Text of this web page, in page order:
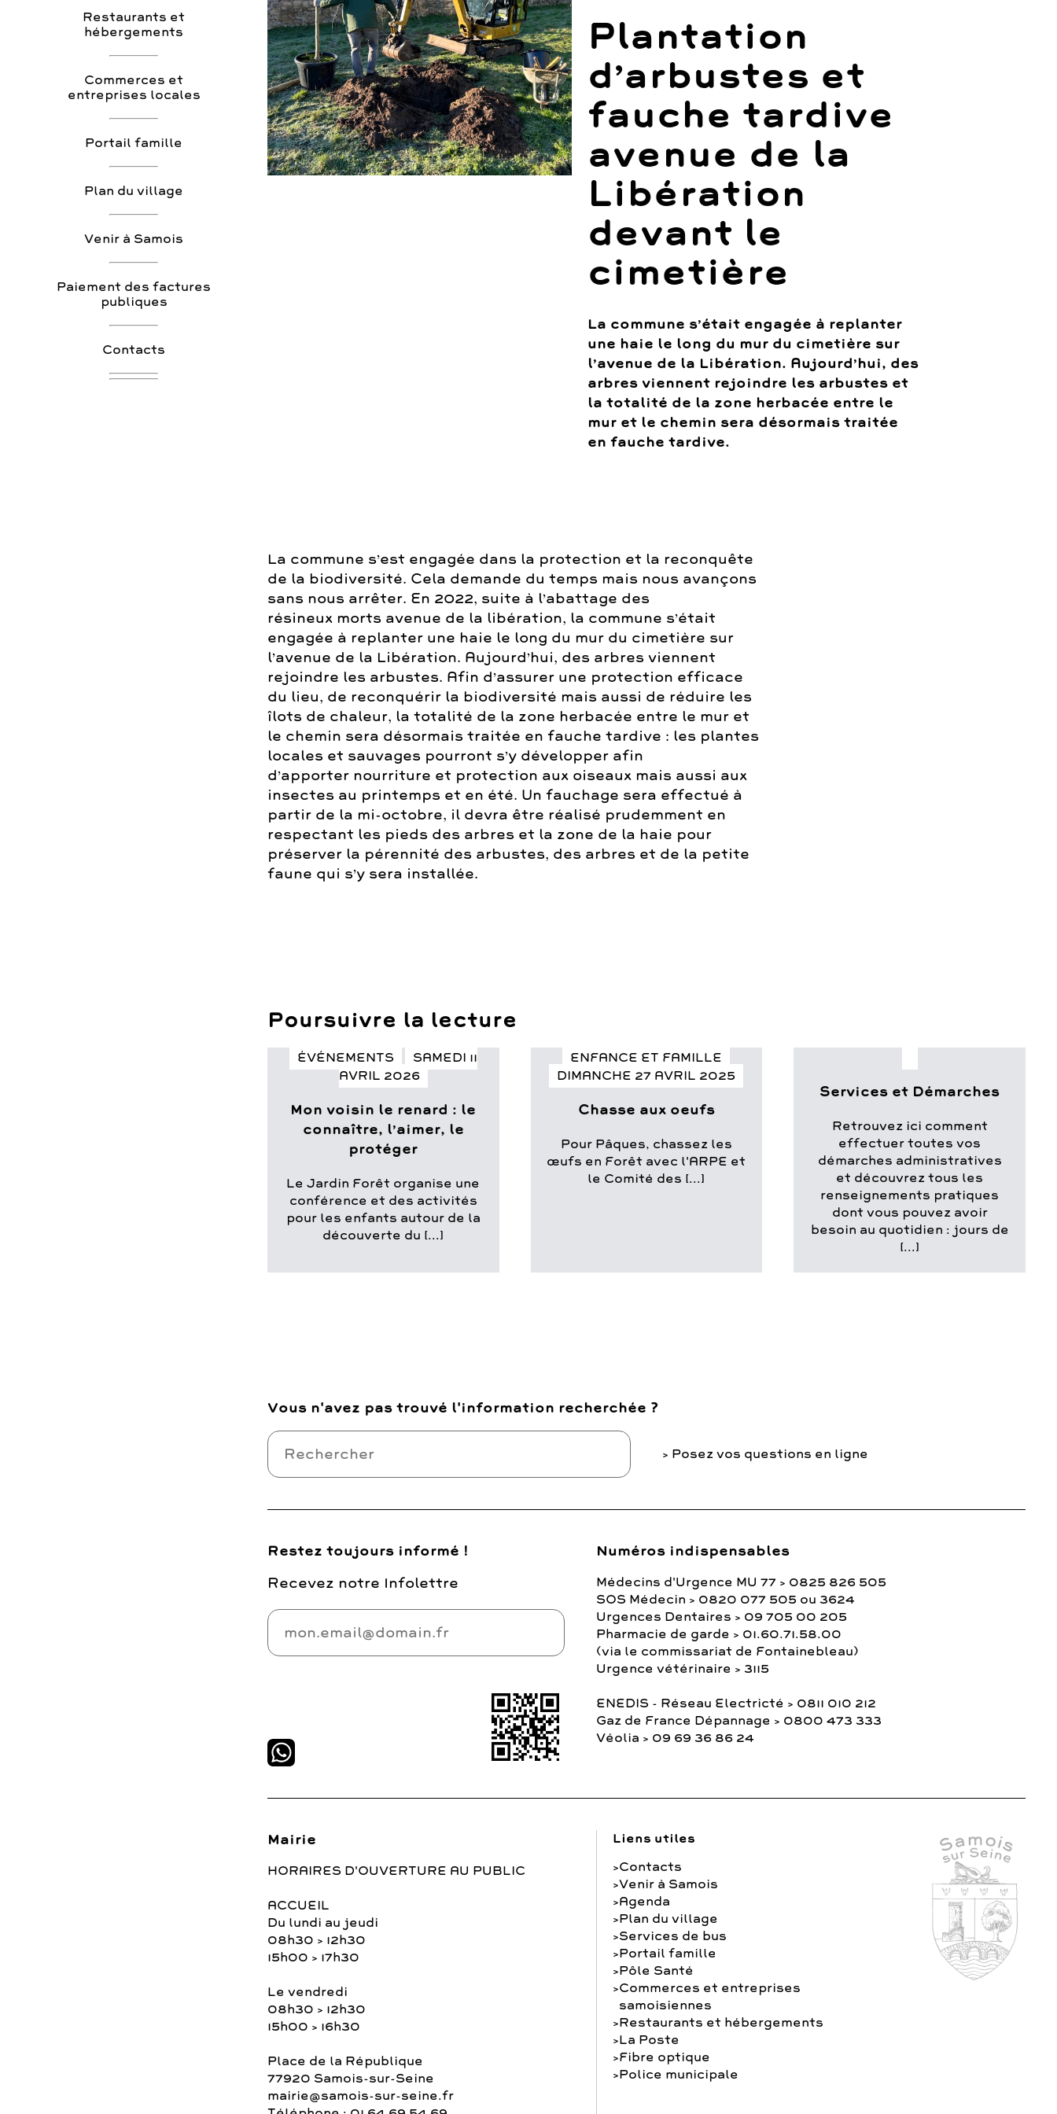
Restaurants et
hébergements
Commerces et
entreprises locales
Portail famille
Plan du village
Venir à Samois
Paiement des factures
publiques
Contacts
Plantation
d’arbustes et
fauche tardive
avenue de la
Libération
devant le
cimetière
La commune s’était engagée à replanter
une haie le long du mur du cimetière sur
l’avenue de la Libération. Aujourd’hui, des
arbres viennent rejoindre les arbustes et
la totalité de la zone herbacée entre le
mur et le chemin sera désormais traitée
en fauche tardive.
La commune s’est engagée dans la protection et la reconquête
de la biodiversité. Cela demande du temps mais nous avançons
sans nous arrêter. En 2022, suite à l’abattage des
résineux morts avenue de la libération, la commune s’était
engagée à replanter une haie le long du mur du cimetière sur
l’avenue de la Libération. Aujourd’hui, des arbres viennent
rejoindre les arbustes. Afin d’assurer une protection efficace
du lieu, de reconquérir la biodiversité mais aussi de réduire les
îlots de chaleur, la totalité de la zone herbacée entre le mur et
le chemin sera désormais traitée en fauche tardive : les plantes
locales et sauvages pourront s’y développer afin
d’apporter nourriture et protection aux oiseaux mais aussi aux
insectes au printemps et en été. Un fauchage sera effectué à
partir de la mi-octobre, il devra être réalisé prudemment en
respectant les pieds des arbres et la zone de la haie pour
préserver la pérennité des arbustes, des arbres et de la petite
faune qui s’y sera installée.
Poursuivre la lecture
ÉVÉNEMENTS
SAMEDI 11
AVRIL 2026
Mon voisin le renard : le
connaître, l’aimer, le
protéger
Le Jardin Forêt organise une
conférence et des activités
pour les enfants autour de la
découverte du [...]
ENFANCE ET FAMILLE
DIMANCHE 27 AVRIL 2025
Chasse aux oeufs
Pour Pâques, chassez les
œufs en Forêt avec l'ARPE et
le Comité des [...]
Services et Démarches
Retrouvez ici comment
effectuer toutes vos
démarches administratives
et découvrez tous les
renseignements pratiques
dont vous pouvez avoir
besoin au quotidien : jours de
[...]
Vous n'avez pas trouvé l'information recherchée ?
Posez vos questions en ligne
Restez toujours informé !
Recevez notre Infolettre
Numéros indispensables
Médecins d'Urgence MU 77 > 0825 826 505
SOS Médecin > 0820 077 505 ou 3624
Urgences Dentaires > 09 705 00 205
Pharmacie de garde > 01.60.71.58.00
(via le commissariat de Fontainebleau)
Urgence vétérinaire > 3115
ENEDIS - Réseau Electricté > 0811 010 212
Gaz de France Dépannage > 0800 473 333
Véolia > 09 69 36 86 24
Mairie
HORAIRES D'OUVERTURE AU PUBLIC
ACCUEIL
Du lundi au jeudi
08h30 > 12h30
15h00 > 17h30
Le vendredi
08h30 > 12h30
15h00 > 16h30
Place de la République
77920 Samois-sur-Seine
mairie@samois-sur-seine.fr
Liens utiles
Contacts
Venir à Samois
Agenda
Plan du village
Services de bus
Portail famille
Pôle Santé
Commerces et entreprises
samoisiennes
Restaurants et hébergements
La Poste
Fibre optique
Police municipale